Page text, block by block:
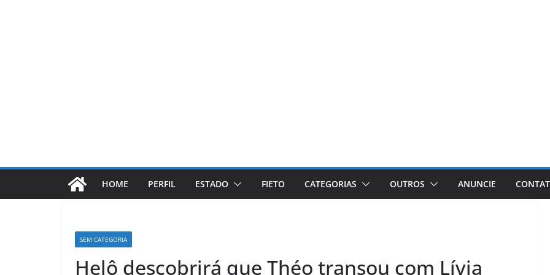
HOME PERFIL ESTADO FIETO CATEGORIAS OUTROS ANUNCIE
SEM CATEGORIA
Helô descobrirá que Théo transou com Lívia